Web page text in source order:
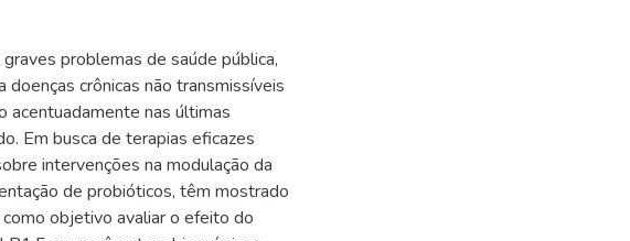
problemas de saúde pública,
crônicas não transmissíveis
acentuadamente nas últimas
Em busca de terapias eficazes
intervenções na modulação da
de probióticos, têm mostrado
objetivo avaliar o efeito do